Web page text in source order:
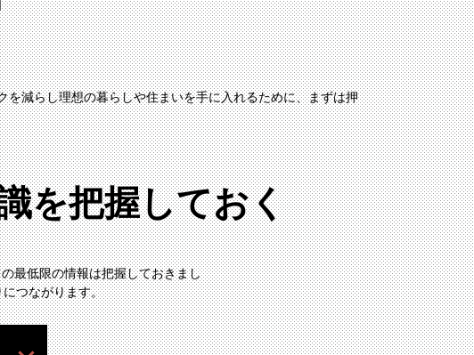
減らし理想の暮らしや住まいを手に入れるために、まずは押
を把握しておく
最低限の情報は把握しておきまし
つながります。